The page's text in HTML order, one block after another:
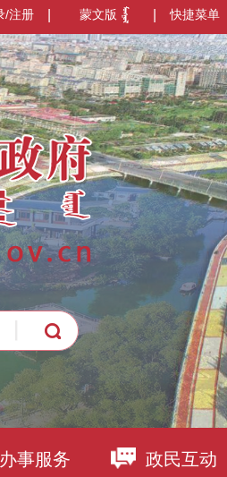
快捷菜单
蒙文版
/注册
办事服务 政民互动